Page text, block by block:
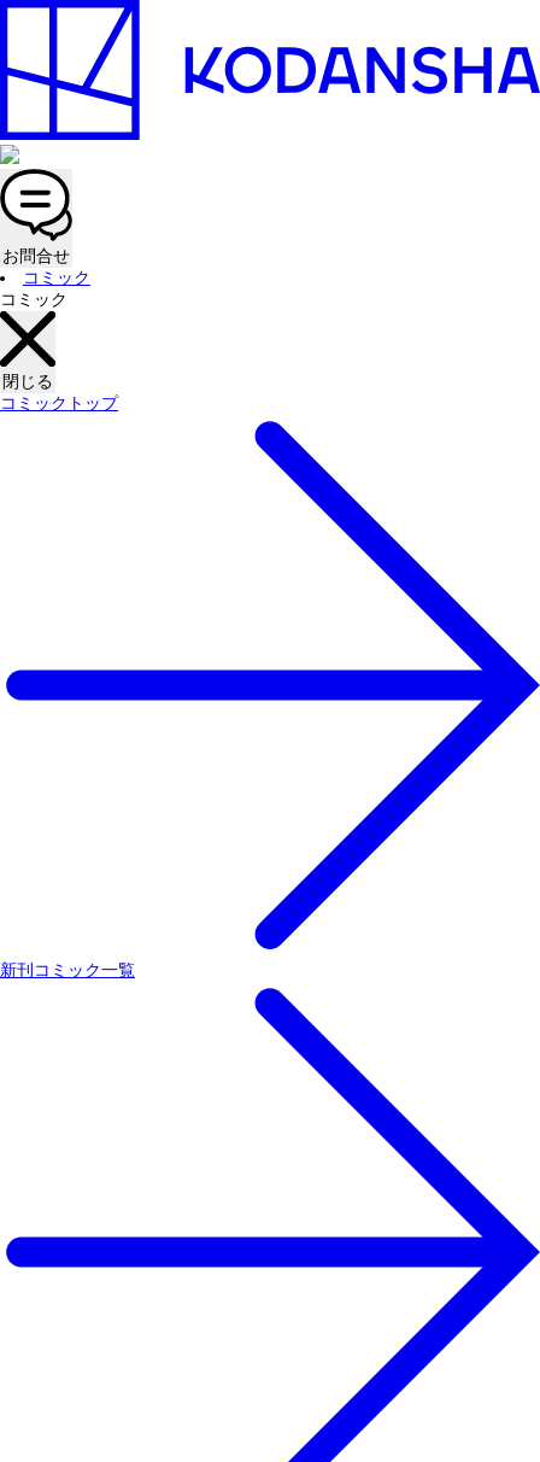
お問合せ
コミック
コミック
閉じる
コミックトップ
新刊コミック一覧